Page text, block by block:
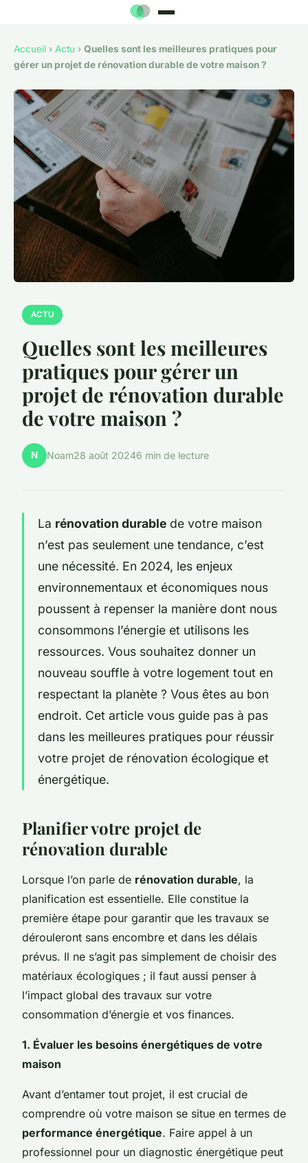
Accueil › Actu › Quelles sont les meilleures pratiques pour
gérer un projet de rénovation durable de votre maison ?
ACTU
Quelles sont les meilleures
pratiques pour gérer un
projet de rénovation durable
de votre maison ?
N Noam28 août 20246 min de lecture
La rénovation durable de votre maison
n’est pas seulement une tendance, c’est
une nécessité. En 2024, les enjeux
environnementaux et économiques nous
poussent à repenser la manière dont nous
consommons l’énergie et utilisons les
ressources. Vous souhaitez donner un
nouveau souffle à votre logement tout en
respectant la planète ? Vous êtes au bon
endroit. Cet article vous guide pas à pas
dans les meilleures pratiques pour réussir
votre projet de rénovation écologique et
énergétique.
Planifier votre projet de
rénovation durable
Lorsque l’on parle de rénovation durable, la
planification est essentielle. Elle constitue la
première étape pour garantir que les travaux se
dérouleront sans encombre et dans les délais
prévus. Il ne s’agit pas simplement de choisir des
matériaux écologiques ; il faut aussi penser à
l’impact global des travaux sur votre
consommation d’énergie et vos finances.
1. Évaluer les besoins énergétiques de votre
maison
Avant d’entamer tout projet, il est crucial de
comprendre où votre maison se situe en termes de
performance énergétique. Faire appel à un
professionnel pour un diagnostic énergétique peut